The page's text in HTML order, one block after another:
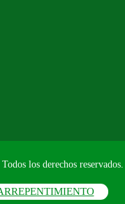
los derechos reservados.